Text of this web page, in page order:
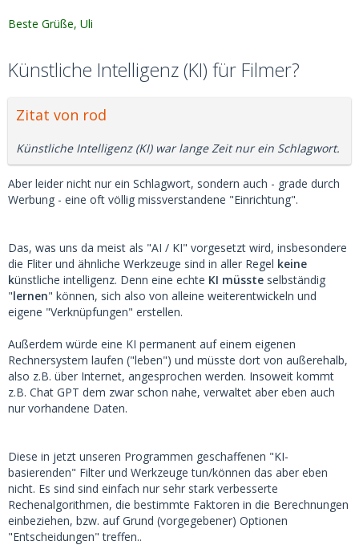
Beste Grüße, Uli
Künstliche Intelligenz (KI) für Filmer?
Zitat von rod
Künstliche Intelligenz (KI) war lange Zeit nur ein Schlagwort.
Aber leider nicht nur ein Schlagwort, sondern auch - grade durch
Werbung - eine oft völlig missverstandene "Einrichtung".
Das, was uns da meist als "AI / KI" vorgesetzt wird, insbesondere
die Fliter und ähnliche Werkzeuge sind in aller Regel keine
künstliche intelligenz. Denn eine echte KI müsste selbständig
"lernen" können, sich also von alleine weiterentwickeln und
eigene "Verknüpfungen" erstellen.
Außerdem würde eine KI permanent auf einem eigenen
Rechnersystem laufen ("leben") und müsste dort von außerehalb,
also z.B. über Internet, angesprochen werden. Insoweit kommt
z.B. Chat GPT dem zwar schon nahe, verwaltet aber eben auch
nur vorhandene Daten.
Diese in jetzt unseren Programmen geschaffenen "KI-
basierenden" Filter und Werkzeuge tun/können das aber eben
nicht. Es sind sind einfach nur sehr stark verbesserte
Rechenalgorithmen, die bestimmte Faktoren in die Berechnungen
einbeziehen, bzw. auf Grund (vorgegebener) Optionen
"Entscheidungen" treffen..